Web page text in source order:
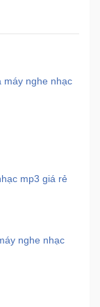
máy nghe nhạc
mp3 giá rẻ
nghe nhạc